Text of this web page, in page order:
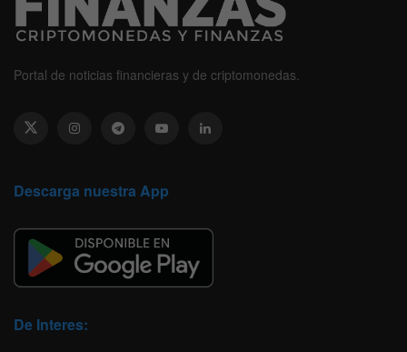
Portal de noticias financieras y de criptomonedas.
Descarga nuestra App
De Interes: